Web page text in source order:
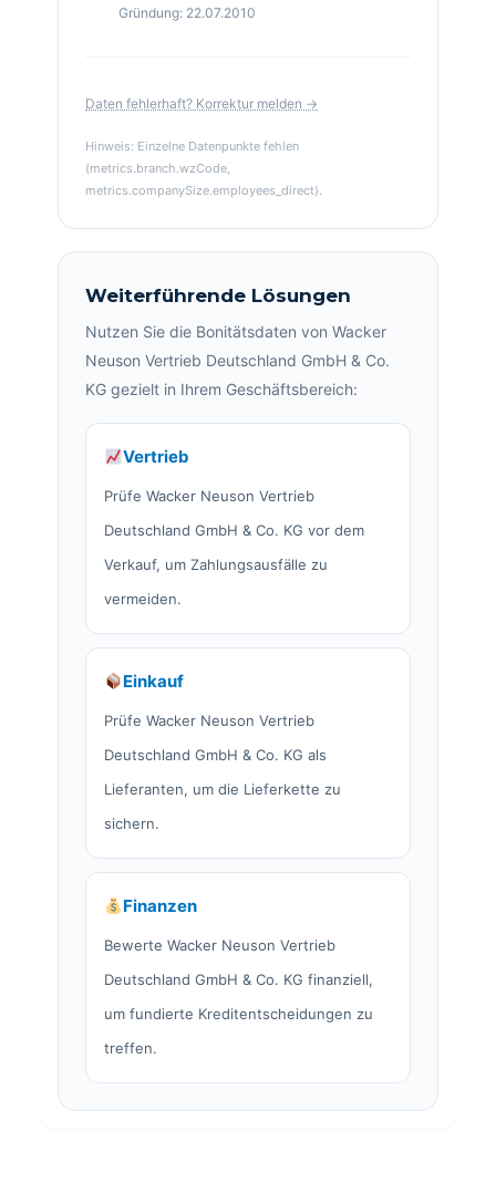
Gründung: 22.07.2010
Daten fehlerhaft? Korrektur melden →
Hinweis: Einzelne Datenpunkte fehlen
(metrics.branch.wzCode,
metrics.companySize.employees_direct).
Weiterführende Lösungen
Nutzen Sie die Bonitätsdaten von Wacker
Neuson Vertrieb Deutschland GmbH & Co.
KG gezielt in Ihrem Geschäftsbereich:
Vertrieb
Prüfe Wacker Neuson Vertrieb
Deutschland GmbH & Co. KG vor dem
Verkauf, um Zahlungsausfälle zu
vermeiden.
Einkauf
Prüfe Wacker Neuson Vertrieb
Deutschland GmbH & Co. KG als
Lieferanten, um die Lieferkette zu
sichern.
Finanzen
Bewerte Wacker Neuson Vertrieb
Deutschland GmbH & Co. KG finanziell,
um fundierte Kreditentscheidungen zu
treffen.